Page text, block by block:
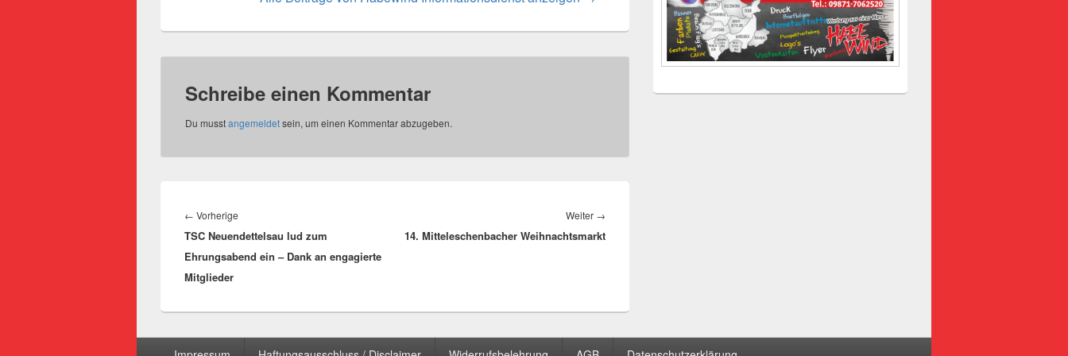
Schreibe einen Kommentar
Du musstangemeldetsein, um einen Kommentar abzugeben.
← Vorherige
Beitrag:
TSC Neuendettelsau lud zum
Ehrungsabend ein – Dank an engagierte
Mitglieder
Weiter →
Beitrag:
14. Mitteleschenbacher Weihnachtsmarkt